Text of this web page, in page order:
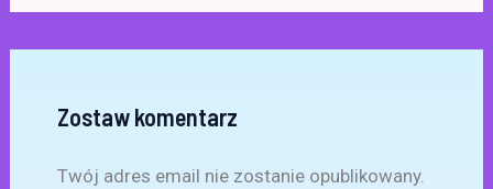
Zostaw komentarz
Twój adres email nie zostanie opublikowany.